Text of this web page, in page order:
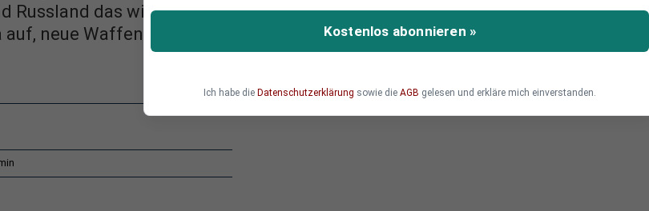
Russland das wichtigste Instrument der gegenseitigen
neue Waffensysteme entstehen, und das globale
Kostenlos abonnieren »
Ich habe die Datenschutzerklärung sowie die AGB gelesen und erkläre mich einverstanden.